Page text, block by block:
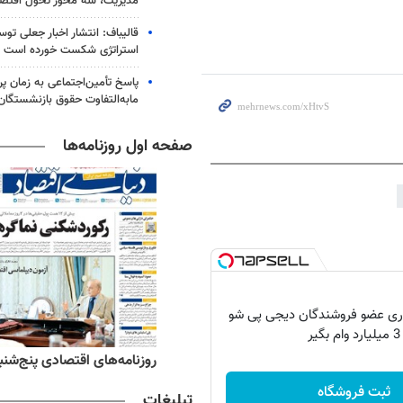
عضو فروشندگان دیجی پی شو
3 میلیارد وام بگیر
ثبت فروشگاه
قالیباف: انتشار اخبار جعلی
استراتژی شکست خورده است
پاسخ تأمین‌اجتماعی به زمان
مابه‌التفاوت حقوق
صفحه اول روزنامه‌ها
روزنامه‌های اقتصادی پنج‌شنبه ۱۵ مرداد